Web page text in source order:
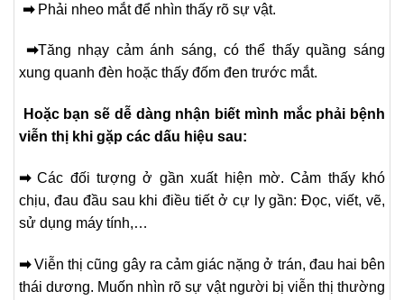
➡Phải nheo mắt để nhìn thấy rõ sự vật.
➡Tăng nhạy cảm ánh sáng, có thể thấy quầng sáng
xung quanh đèn hoặc thấy đốm đen trước mắt.
Hoặc bạn sẽ dễ dàng nhận biết mình mắc phải bệnh
viễn thị khi gặp các dấu hiệu sau:
➡Các đối tượng ở gần xuất hiện mờ. Cảm thấy khó
chịu, đau đầu sau khi điều tiết ở cự ly gần: Đọc, viết, vẽ,
sử dụng máy tính,…
➡Viễn thị cũng gây ra cảm giác nặng ở trán, đau hai bên
thái dương. Muốn nhìn rõ sự vật người bị viễn thị thường